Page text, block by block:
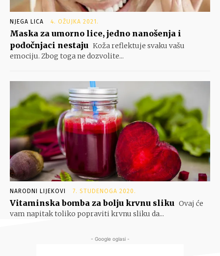
NJEGA LICA 4. OŽUJKA 2021.
Maska za umorno lice, jedno nanošenja i
podočnjaci nestaju Koža reflektuje svaku vašu
emociju. Zbog toga ne dozvolite...
NARODNI LIJEKOVI 7. STUDENOGA 2020.
Vitaminska bomba za bolju krvnu sliku Ovaj će
vam napitak toliko popraviti krvnu sliku da...
- Google oglasi -